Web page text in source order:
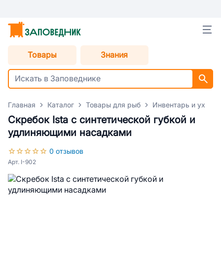
Товары Знания
Главная Каталог Товары для рыб Инвентарь и уход
Скребок Ista с синтетической губкой и
удлиняющими насадками
0 отзывов
Арт. I-902